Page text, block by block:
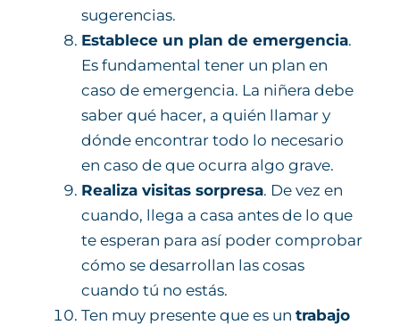
sugerencias.
Establece un plan de emergencia.
Es fundamental tener un plan en
caso de emergencia. La niñera debe
saber qué hacer, a quién llamar y
dónde encontrar todo lo necesario
en caso de que ocurra algo grave.
Realiza visitas sorpresa. De vez en
cuando, llega a casa antes de lo que
te esperan para así poder comprobar
cómo se desarrollan las cosas
cuando tú no estás.
Ten muy presente que es un trabajo